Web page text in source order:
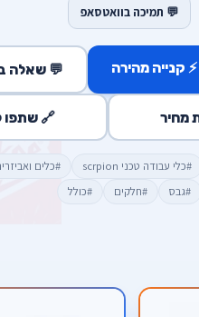
💬 תמיכה בוואטסאפ
⚡ קנייה מהירה 💬 שאלה
מחיר 🔗 שתפו
#כלי עבודה טכני scrpion #כלים
#גבס
#חלקים #כולל